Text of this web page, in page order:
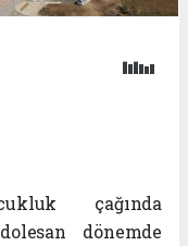
çağında
dönemde